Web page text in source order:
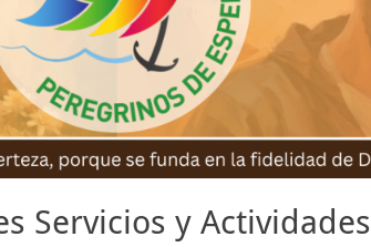
Servicios y Actividades